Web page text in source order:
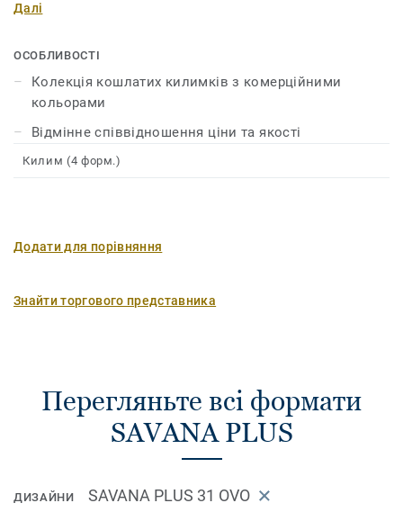
Далі
ОСОБЛИВОСТІ
Колекція кошлатих килимків з комерційними
кольорами
Відмінне співвідношення ціни та якості
Килим (4 форм.)
Додати для порівняння
Знайти торгового представника
Перегляньте всі формати
SAVANA PLUS
ДИЗАЙНИ SAVANA PLUS 31 OVO